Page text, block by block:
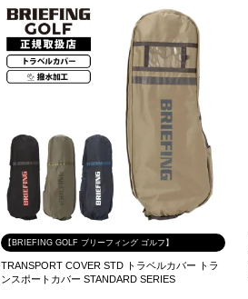
【BRIEFING GOLF ブリーフィング ゴルフ】
TRANSPORT COVER STD トラベルカバー トラ
ンスポートカバー STANDARD SERIES